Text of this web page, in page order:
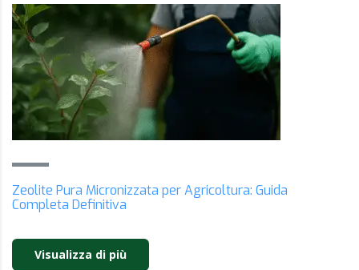
Zeolite Pura Micronizzata per Agricoltura: Guida
Completa Definitiva
Visualizza di più